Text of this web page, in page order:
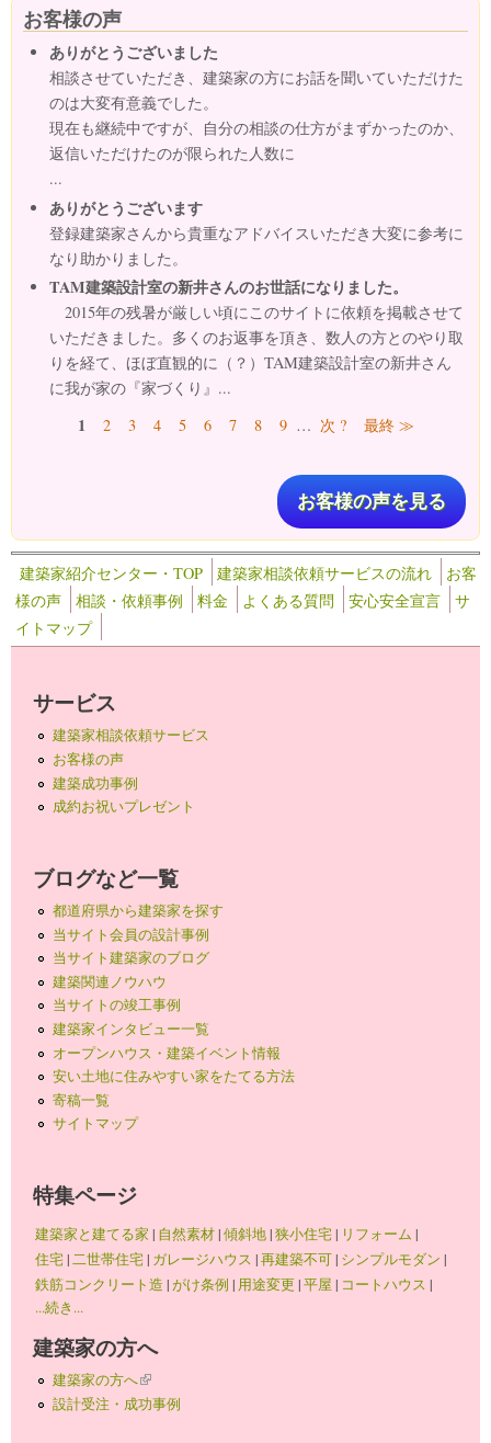
お客様の声
ありがとうございました
相談させていただき、建築家の方にお話を聞いていただけた
のは大変有意義でした。
現在も継続中ですが、自分の相談の仕方がまずかったのか、
返信いただけたのが限られた人数に
...
ありがとうございます
登録建築家さんから貴重なアドバイスいただき大変に参考に
なり助かりました。
TAM建築設計室の新井さんのお世話になりました。
2015年の残暑が厳しい頃にこのサイトに依頼を掲載させて
いただきました。多くのお返事を頂き、数人の方とのやり取
りを経て、ほぼ直観的に（？）TAM建築設計室の新井さん
に我が家の『家づくり』...
ページ1 2 3 4 5 6 7 8 9 … 次 ? 最終 ≫
お客様の声を見る
建築家紹介センター・TOP 建築家相談依頼サービスの流れ
お客
様の声
相談・依頼事例 料金 よくある質問 安心安全宣言
サ
イトマップ
サービス
建築家相談依頼サービス
お客様の声
建築成功事例
成約お祝いプレゼント
ブログなど一覧
都道府県から建築家を探す
当サイト会員の設計事例
当サイト建築家のブログ
建築関連ノウハウ
当サイトの竣工事例
建築家インタビュー一覧
オープンハウス・建築イベント情報
安い土地に住みやすい家をたてる方法
寄稿一覧
サイトマップ
特集ページ
建築家と建てる家 | 自然素材|傾斜地|狭小住宅| リフォーム |
住宅|二世帯住宅| ガレージハウス |再建築不可| シンプルモダン |
鉄筋コンクリート造 |がけ条例 | 用途変更 |平屋 | コートハウス |
...続き...
建築家の方へ
建築家の方へ(link is external)
設計受注・成功事例